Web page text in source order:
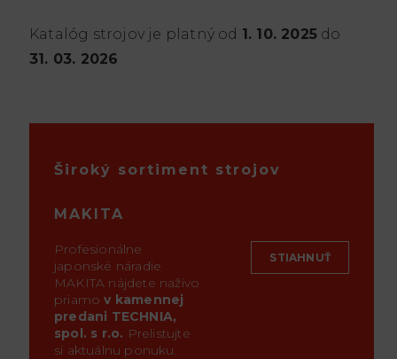
Katalóg strojov je platný od 1. 10. 2025 do
31. 03. 2026
Široký sortiment strojov
MAKITA
Profesionálne
japonské náradie
MAKITA nájdete naživo
priamov kamennej
predani TECHNIA,
spol. s r.o. Prelistujte
si aktuálnu ponuku.
STIAHNUŤ